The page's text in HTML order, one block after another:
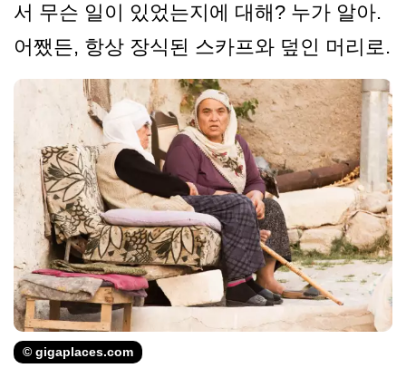
서 무슨 일이 있었는지에 대해? 누가 알아.
어쨌든, 항상 장식된 스카프와 덮인 머리로.
© gigaplaces.com